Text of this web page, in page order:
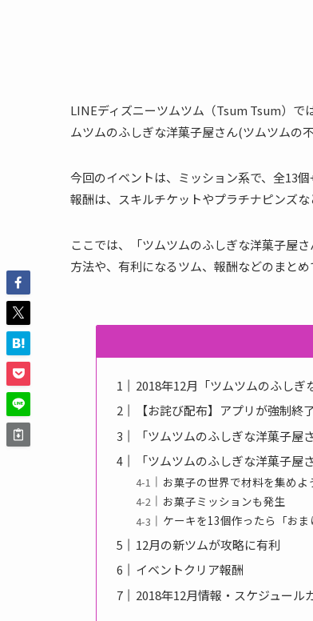
LINEディズニーツムツム（Tsum Tsum）で
ムツムのふしぎな洋菓子屋さん(ツムツムの
今回のイベントは、ミッション系で、全13
報酬は、スキルチケットやプラチナピンズな
ここでは、「ツムツムのふしぎな洋菓子屋
方法や、有利になるツム、報酬などのまとめ
2018年12月「ツムツムのふし
【お詫び配布】アプリが強制終
「ツムツムのふしぎな洋菓子
「ツムツムのふしぎな洋菓子
お菓子の世界で材料を集めよ
お菓子ミッションも発生
ケーキを13個作ったら「お
12月の新ツムが攻略に有利
イベントクリア報酬
2018年12月情報・スケジュール